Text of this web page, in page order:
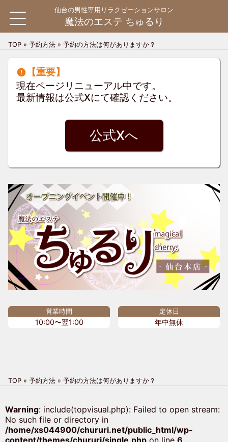
仙台の男性専用リラクゼーションサロン
魔法のエステ ちゅるり
HOME
料金システム
料金システム
よくある質問
お問い合わせ
TOP » 予約方法 » 予約の方法は何がありますか？
【重要】
現在ページリニューアル中です。
最新情報は公式Xにて確認ください。
公式Xへ
営業時間
10:00〜翌1:00
定休日
年中無休
TOP » 予約方法 » 予約の方法は何がありますか？
Warning: include(topvisual.php): Failed to open stream:
No such file or directory in
/home/xs044900/chururi.net/public_html/wp-